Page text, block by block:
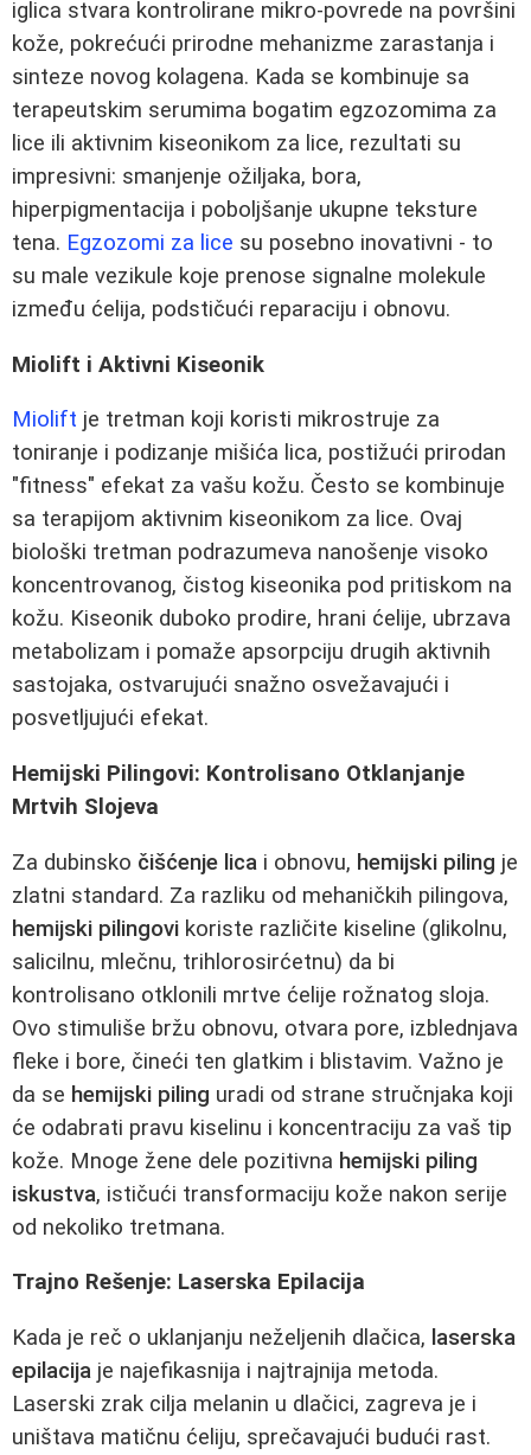
iglica stvara kontrolirane mikro-povrede na površini
kože, pokrećući prirodne mehanizme zarastanja i
sinteze novog kolagena. Kada se kombinuje sa
terapeutskim serumima bogatim egzozomima za
lice ili aktivnim kiseonikom za lice, rezultati su
impresivni: smanjenje ožiljaka, bora,
hiperpigmentacija i poboljšanje ukupne teksture
tena. Egzozomi za lice su posebno inovativni - to
su male vezikule koje prenose signalne molekule
između ćelija, podstičući reparaciju i obnovu.
Miolift i Aktivni Kiseonik
Miolift je tretman koji koristi mikrostruje za
toniranje i podizanje mišića lica, postižući prirodan
"fitness" efekat za vašu kožu. Često se kombinuje
sa terapijom aktivnim kiseonikom za lice. Ovaj
biološki tretman podrazumeva nanošenje visoko
koncentrovanog, čistog kiseonika pod pritiskom na
kožu. Kiseonik duboko prodire, hrani ćelije, ubrzava
metabolizam i pomaže apsorpciju drugih aktivnih
sastojaka, ostvarujući snažno osvežavajući i
posvetljujući efekat.
Hemijski Pilingovi: Kontrolisano Otklanjanje
Mrtvih Slojeva
Za dubinsko čišćenje lica i obnovu, hemijski piling je
zlatni standard. Za razliku od mehaničkih pilingova,
hemijski pilingovi koriste različite kiseline (glikolnu,
salicilnu, mlečnu, trihlorosirćetnu) da bi
kontrolisano otklonili mrtve ćelije rožnatog sloja.
Ovo stimuliše bržu obnovu, otvara pore, izblednjava
fleke i bore, čineći ten glatkim i blistavim. Važno je
da se hemijski piling uradi od strane stručnjaka koji
će odabrati pravu kiselinu i koncentraciju za vaš tip
kože. Mnoge žene dele pozitivna hemijski piling
iskustva, ističući transformaciju kože nakon serije
od nekoliko tretmana.
Trajno Rešenje: Laserska Epilacija
Kada je reč o uklanjanju neželjenih dlačica, laserska
epilacija je najefikasnija i najtrajnija metoda.
Laserski zrak cilja melanin u dlačici, zagreva je i
uništava matičnu ćeliju, sprečavajući budući rast.